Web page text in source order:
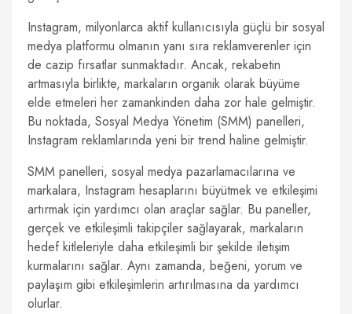
Instagram, milyonlarca aktif kullanıcısıyla güçlü bir sosyal
medya platformu olmanın yanı sıra reklamverenler için
de cazip fırsatlar sunmaktadır. Ancak, rekabetin
artmasıyla birlikte, markaların organik olarak büyüme
elde etmeleri her zamankinden daha zor hale gelmiştir.
Bu noktada, Sosyal Medya Yönetim (SMM) panelleri,
Instagram reklamlarında yeni bir trend haline gelmiştir.
SMM panelleri, sosyal medya pazarlamacılarına ve
markalara, Instagram hesaplarını büyütmek ve etkileşimi
artırmak için yardımcı olan araçlar sağlar. Bu paneller,
gerçek ve etkileşimli takipçiler sağlayarak, markaların
hedef kitleleriyle daha etkileşimli bir şekilde iletişim
kurmalarını sağlar. Aynı zamanda, beğeni, yorum ve
paylaşım gibi etkileşimlerin artırılmasına da yardımcı
olurlar.